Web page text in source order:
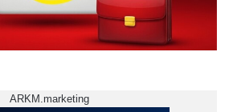
ARKM.marketing